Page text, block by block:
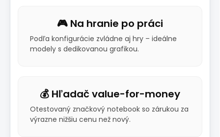
🎮 Na hranie po práci
Podľa konfigurácie zvládne aj hry – ideálne
modely s dedikovanou grafikou.
💰 Hľadač value-for-money
Otestovaný značkový notebook so zárukou za
výrazne nižšiu cenu než nový.